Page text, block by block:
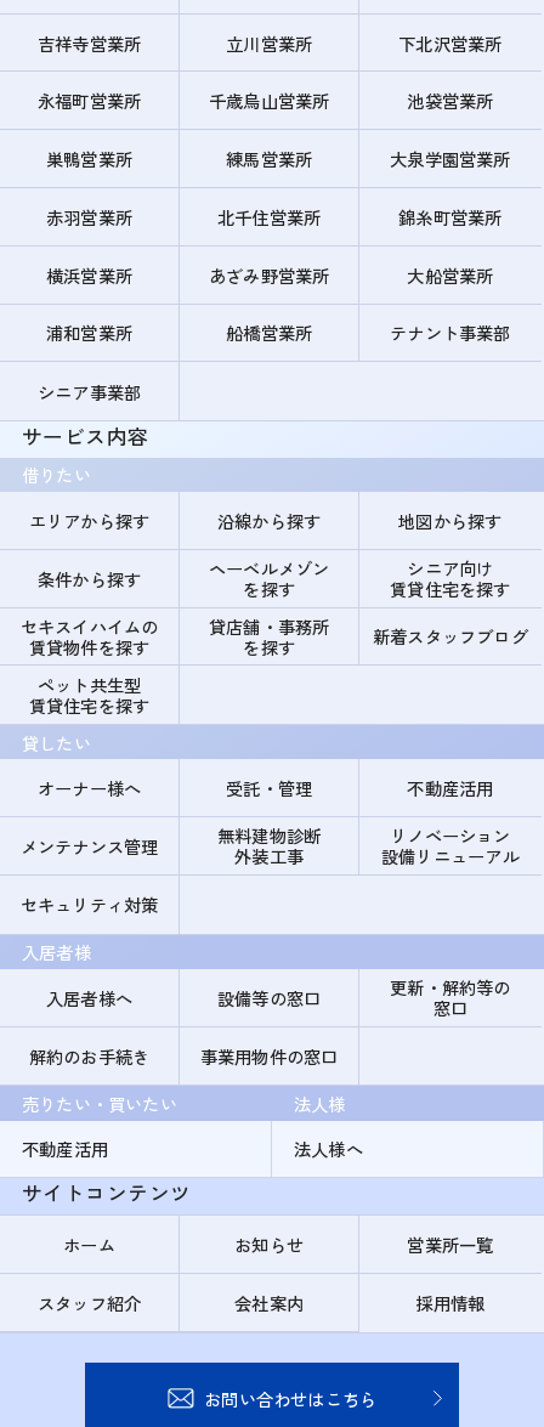
吉祥寺営業所 立川営業所 下北沢営業所
永福町営業所 千歳烏山営業所 池袋営業所
巣鴨営業所 練馬営業所 大泉学園営業所
赤羽営業所 北千住営業所 錦糸町営業所
横浜営業所 あざみ野営業所 大船営業所
浦和営業所 船橋営業所 テナント事業部
シニア事業部
サービス内容
借りたい
エリアから探す
沿線から探す 地図から探す
条件から探す
ヘーベルメゾン
を探す
シニア向け
賃貸住宅を探す
セキスイハイムの
賃貸物件を探す
貸店舗・事務所
を探す
新着スタッフブログ
ペット共生型
賃貸住宅を探す
貸したい
オーナー様へ
受託・管理 不動産活用
メンテナンス管理
無料建物診断
外装工事
リノベーション
設備リニューアル
セキュリティ対策
入居者様
入居者様へ
設備等の窓口
更新・解約等の
窓口
解約のお手続き
事業用物件の窓口
売りたい・買いたい
不動産活用
法人様
法人様へ
サイトコンテンツ
ホーム お知らせ 営業所一覧
スタッフ紹介 会社案内 採用情報
お問い合わせはこちら